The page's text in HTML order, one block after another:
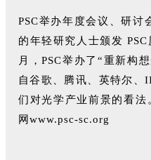
PSC举办年度会议、研讨
的年轻研究人士颁发
月，PSC举办了“重新构
自谷歌、腾讯、英特尔
们对光学产业前景的看法
网 www.psc-sc.org